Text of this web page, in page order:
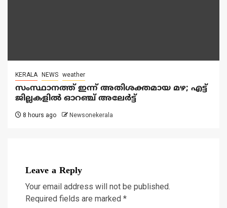
KERALA NEWS weather
സംസ്ഥാനത്ത് ഇന്ന് അതിശക്തമായ മഴ; എട്ട്
ജില്ലകളിൽ ഓറഞ്ച് അലേര്‍ട്ട്
8 hours ago Newsonekerala
Leave a Reply
Your email address will not be published.
Required fields are marked *